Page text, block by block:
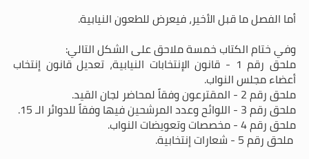
أما الفصل ما قبل الأخير، فيعرض للطعون النيابية.
وفي ختام الكتاب خمسة ملاحق على الشكل التالي:
ملحق رقم 1 - قانون الإنتخابات النيابية، تعديل قانون إنتخاب
أعضاء مجلس النواب.
ملحق رقم 2 - المقترعون وفقاً لمحاضر لجان القيد.
ملحق رقم 3 - اللوائح وعدد المرشحين فيها وفقاً للدوائر الـ 15.
ملحق رقم 4 - مخصصات وتعويضات النواب.
ملحق رقم 5 - شعارات إنتخابية.